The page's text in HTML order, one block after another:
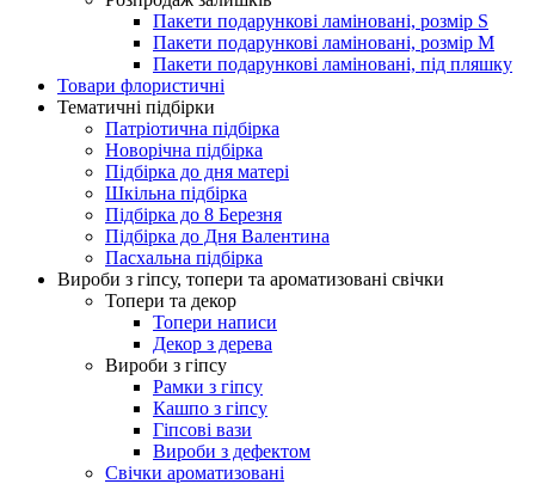
Пакети подарункові ламіновані, розмір S
Пакети подарункові ламіновані, розмір М
Пакети подарункові ламіновані, під пляшку
Товари флористичні
Тематичні підбірки
Патріотична підбірка
Новорічна підбірка
Підбірка до дня матері
Шкільна підбірка
Підбірка до 8 Березня
Підбірка до Дня Валентина
Пасхальна підбірка
Вироби з гіпсу, топери та ароматизовані свічки
Топери та декор
Топери написи
Декор з дерева
Вироби з гіпсу
Рамки з гіпсу
Кашпо з гіпсу
Гіпсові вази
Вироби з дефектом
Свічки ароматизовані